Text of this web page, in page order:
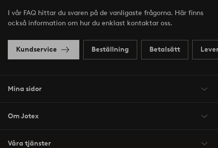
I vår FAQ hittar du svaren på de vanligaste frågorna. Här finns
också information om hur du enklast kontaktar oss.
Kundservice Beställning Betalsätt
Mina sidor
Om Jotex
Våra tjänster